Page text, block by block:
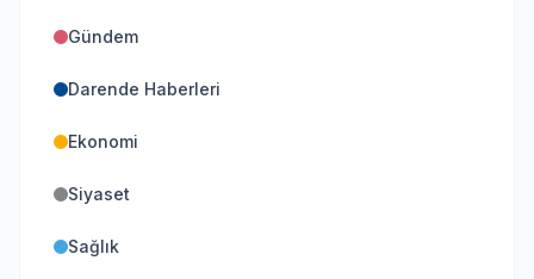
Gündem
Darende Haberleri
Ekonomi
Siyaset
Sağlık